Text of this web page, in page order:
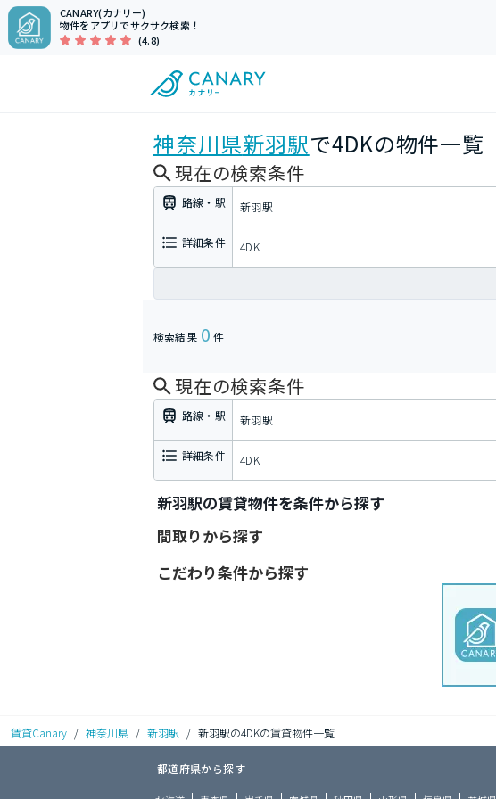
CANARY(カナリー)
物件をアプリでサクサク検索！
(4.8)
神奈川県新羽駅で4DKの物件一覧
現在の検索条件
路線・駅 新羽駅
詳細条件 4DK
検索結果 0 件
現在の検索条件
路線・駅 新羽駅
詳細条件 4DK
新羽駅の賃貸物件を条件から探す
間取りから探す
こだわり条件から探す
賃貸Canary / 神奈川県 / 新羽駅 / 新羽駅の4DKの賃貸物件一覧
都道府県から探す